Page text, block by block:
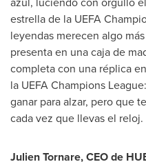
estrella de la UEFA
leyendas merecen algo
presenta en una caja de
completa con una réplica
la UEFA Champions
ganar para alzar, pero que
cada vez que llevas el reloj.
Julien Tornare, CEO de